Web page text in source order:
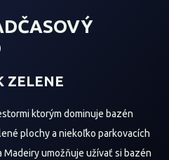
ZELENE
ktorým dominuje bazén
plochy a niekoľko parkovacích
Madeiry umožňuje užívať si bazén